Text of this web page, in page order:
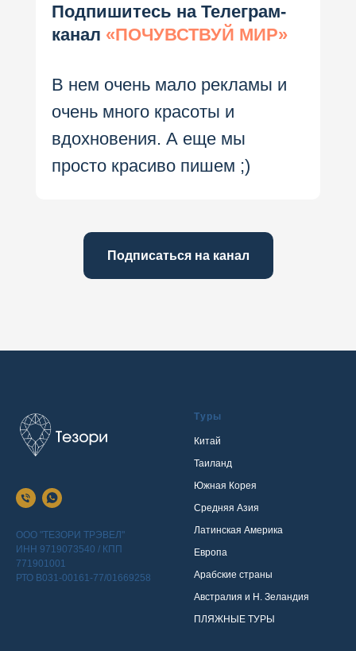
Подпишитесь на Телеграм-
канал «ПОЧУВСТВУЙ МИР»
В нем очень мало рекламы и
очень много красоты и
вдохновения. А еще мы
просто красиво пишем ;)
Подписаться на канал
ООО "ТЕЗОРИ ТРЭВЕЛ"
ИНН 9719073540 / КПП
771901001
РТО В031-00161-77/01669258
Туры
Китай
Таиланд
Южная Корея
Средняя Азия
Латинская Америка
Европа
Арабские страны
Австралия и Н. Зеландия
ПЛЯЖНЫЕ ТУРЫ